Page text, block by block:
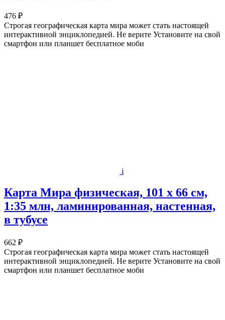
476 ₽
Строгая географическая карта мира может стать настоящей
интерактивной энциклопедией. Не верите Установите на свой
смартфон или планшет бесплатное моби
i
Карта Мира физическая, 101 х 66 см,
1:35 млн, ламинированная, настенная,
в тубусе
662 ₽
Строгая географическая карта мира может стать настоящей
интерактивной энциклопедией. Не верите Установите на свой
смартфон или планшет бесплатное моби